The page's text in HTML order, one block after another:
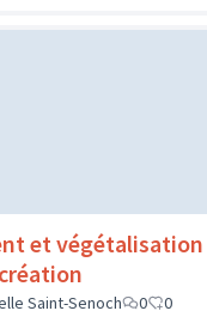
et végétalisation
Saint-Senoch
0 0